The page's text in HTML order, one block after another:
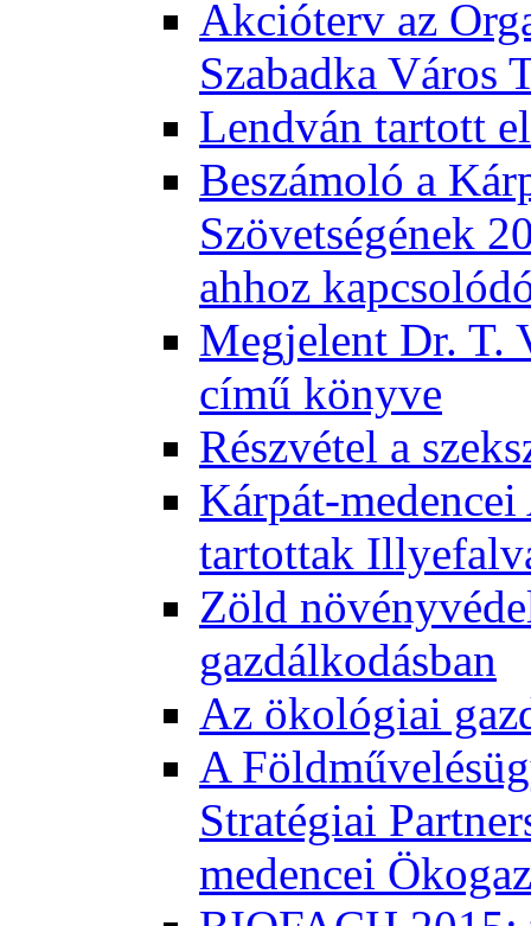
Akcióterv az
Szabadka Város
Lendván tartott
Beszámoló a
Szövetségének
ahhoz
Megjelent Dr. T.
című könyve
Részvétel a
Kárpát-
tartottak
Zöld
gazdálkodásban
Az ökológiai
A
Stratégiai
medencei